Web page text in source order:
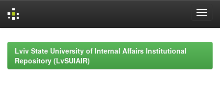
navigationLviv State University of Internal Affairs Institutional
Repository (LvSUIAIR)